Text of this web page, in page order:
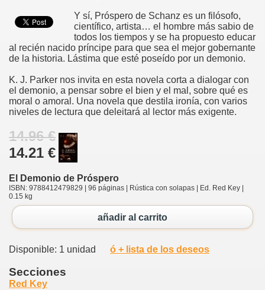
Y sí, Próspero de Schanz es un filósofo,
científico, artista… el hombre más sabio de
todos los tiempos y se ha propuesto educar
al recién nacido príncipe para que sea el mejor gobernante
de la historia. Lástima que esté poseído por un demonio.
K. J. Parker nos invita en esta novela corta a dialogar con
el demonio, a pensar sobre el bien y el mal, sobre qué es
moral o amoral. Una novela que destila ironía, con varios
niveles de lectura que deleitará al lector más exigente.
14.96 €
14.21 €
El Demonio de Próspero
ISBN: 9788412479829 | 96 páginas | Rústica con solapas | Ed. Red Key |
0.15 kg
añadir al carrito
Disponible: 1 unidad ó + lista de los deseos
Secciones
Red Key